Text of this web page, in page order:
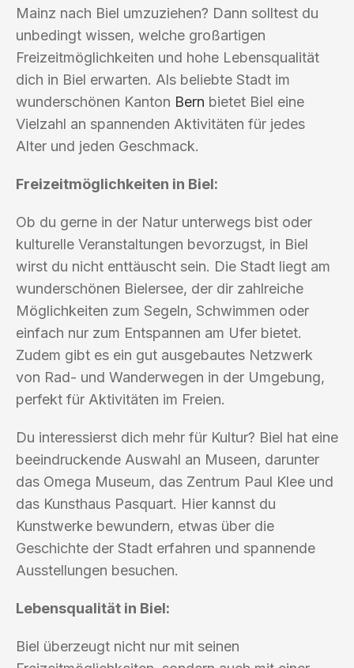
Mainz nach Biel umzuziehen? Dann solltest du
unbedingt wissen, welche großartigen
Freizeitmöglichkeiten und hohe Lebensqualität
dich in Biel erwarten. Als beliebte Stadt im
wunderschönen Kanton Bern bietet Biel eine
Vielzahl an spannenden Aktivitäten für jedes
Alter und jeden Geschmack.
Freizeitmöglichkeiten in Biel:
Ob du gerne in der Natur unterwegs bist oder
kulturelle Veranstaltungen bevorzugst, in Biel
wirst du nicht enttäuscht sein. Die Stadt liegt am
wunderschönen Bielersee, der dir zahlreiche
Möglichkeiten zum Segeln, Schwimmen oder
einfach nur zum Entspannen am Ufer bietet.
Zudem gibt es ein gut ausgebautes Netzwerk
von Rad- und Wanderwegen in der Umgebung,
perfekt für Aktivitäten im Freien.
Du interessierst dich mehr für Kultur? Biel hat eine
beeindruckende Auswahl an Museen, darunter
das Omega Museum, das Zentrum Paul Klee und
das Kunsthaus Pasquart. Hier kannst du
Kunstwerke bewundern, etwas über die
Geschichte der Stadt erfahren und spannende
Ausstellungen besuchen.
Lebensqualität in Biel:
Biel überzeugt nicht nur mit seinen